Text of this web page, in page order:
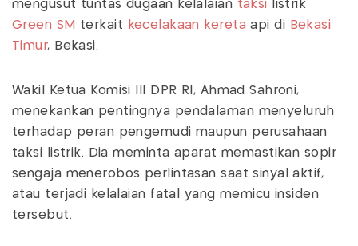
mengusut tuntas dugaan kelalaian taksi listrik
Green SM terkait kecelakaan kereta api di Bekasi
Timur, Bekasi.
Wakil Ketua Komisi III DPR RI, Ahmad Sahroni,
menekankan pentingnya pendalaman menyeluruh
terhadap peran pengemudi maupun perusahaan
taksi listrik. Dia meminta aparat memastikan sopir
sengaja menerobos perlintasan saat sinyal aktif,
atau terjadi kelalaian fatal yang memicu insiden
tersebut.